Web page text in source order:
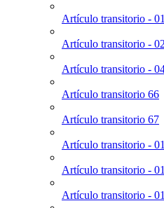
Artículo transitorio -
Artículo transitorio -
Artículo transitorio -
Artículo transitorio 66
Artículo transitorio 67
Artículo transitorio -
Artículo transitorio -
Artículo transitorio -